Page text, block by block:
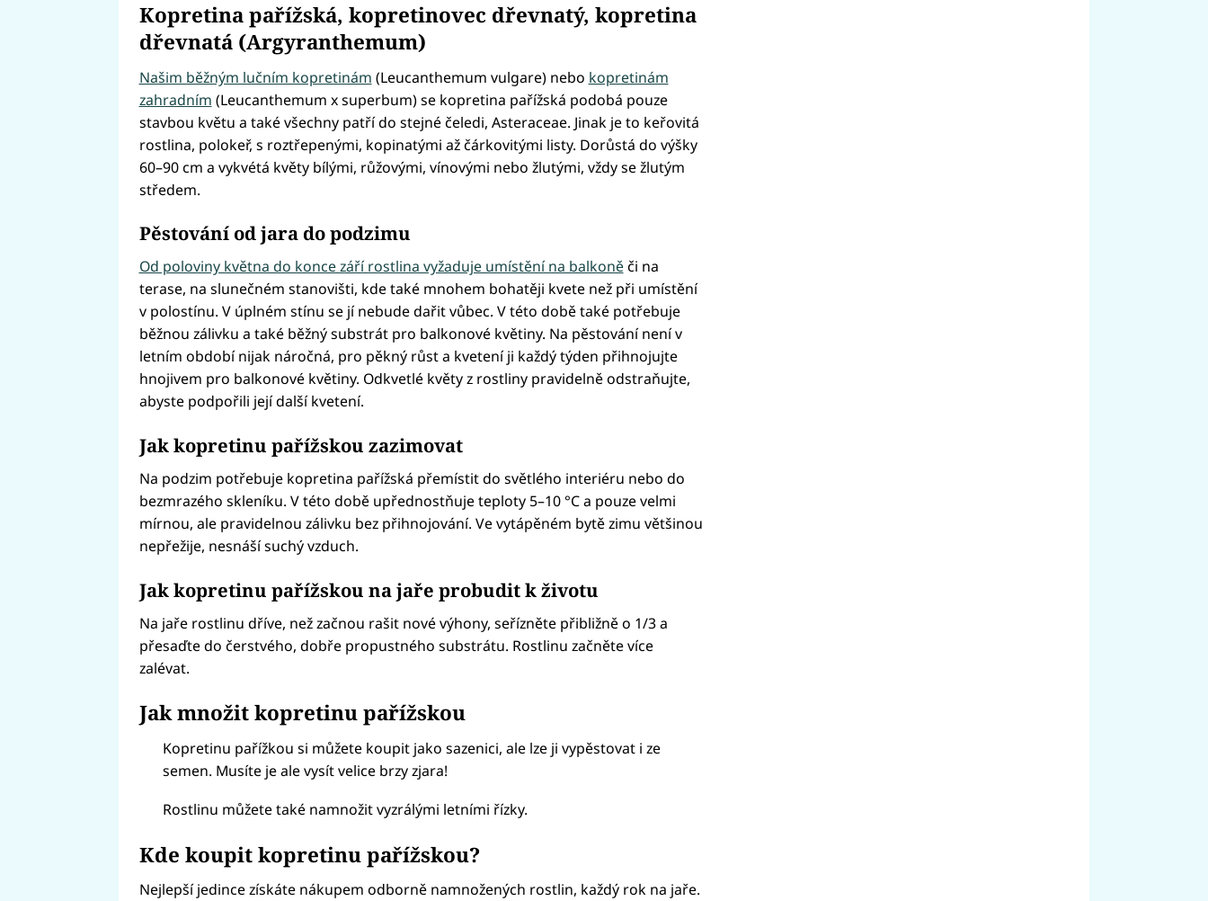
Kopretina pařížská, kopretinovec dřevnatý, kopretina
dřevnatá (Argyranthemum)
Našim běžným lučním kopretinám (Leucanthemum vulgare) nebo kopretinám
zahradním (Leucanthemum x superbum) se kopretina pařížská podobá pouze
stavbou květu a také všechny patří do stejné čeledi, Asteraceae. Jinak je to keřovitá
rostlina, polokeř, s roztřepenými, kopinatými až čárkovitými listy. Dorůstá do výšky
60–90 cm a vykvétá květy bílými, růžovými, vínovými nebo žlutými, vždy se žlutým
středem.
Pěstování od jara do podzimu
Od poloviny května do konce září rostlina vyžaduje umístění na balkoněči na
terase, na slunečném stanovišti, kde také mnohem bohatěji kvete než při umístění
v polostínu. V úplném stínu se jí nebude dařit vůbec. V této době také potřebuje
běžnou zálivku a také běžný substrát pro balkonové květiny. Na pěstování není v
letním období nijak náročná, pro pěkný růst a kvetení ji každý týden přihnojujte
hnojivem pro balkonové květiny. Odkvetlé květy z rostliny pravidelně odstraňujte,
abyste podpořili její další kvetení.
Jak kopretinu pařížskou zazimovat
Na podzim potřebuje kopretina pařížská přemístit do světlého interiéru nebo do
bezmrazého skleníku. V této době upřednostňuje teploty 5–10 °C a pouze velmi
mírnou, ale pravidelnou zálivku bez přihnojování. Ve vytápěném bytě zimu většinou
nepřežije, nesnáší suchý vzduch.
Jak kopretinu pařížskou na jaře probudit k životu
Na jaře rostlinu dříve, než začnou rašit nové výhony, seřízněte přibližně o 1/3 a
přesaďte do čerstvého, dobře propustného substrátu. Rostlinu začněte více
zalévat.
Jak množit kopretinu pařížskou
Kopretinu pařížkou si můžete koupit jako sazenici, ale lze ji vypěstovat i ze
semen. Musíte je ale vysít velice brzy zjara!
Rostlinu můžete také namnožit vyzrálými letními řízky.
Kde koupit kopretinu pařížskou?
Nejlepší jedince získáte nákupem odborně namnožených rostlin, každý rok na jaře.